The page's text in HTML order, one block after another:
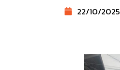
22/10/2025